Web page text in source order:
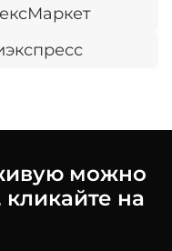
можно
кликайте на